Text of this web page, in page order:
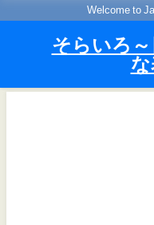
Welcome to
そらいろ